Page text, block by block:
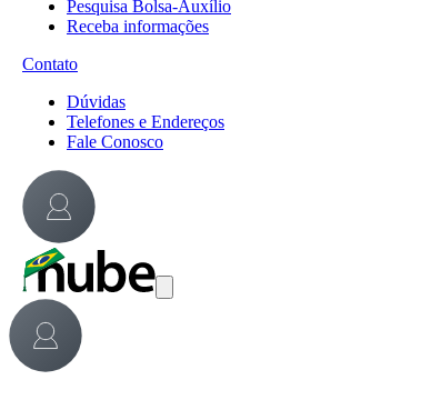
Pesquisa Bolsa-Auxílio
Receba informações
Contato
Dúvidas
Telefones e Endereços
Fale Conosco